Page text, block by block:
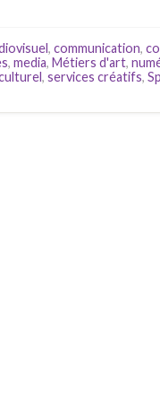
, communication,
, media, Métiers d'art,
, services créatifs,